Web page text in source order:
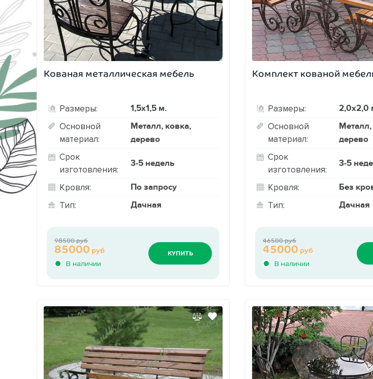
Кованая металлическая мебель
Размеры: 1,5х1,5 м.
Основной
материал:
Металл, ковка,
дерево
Срок
изготовления:
3-5 недель
Кровля: По запросу
Тип: Дачная
В наличии
85000 руб
98500 руб
КУПИТЬ
Комплект кованой
Размеры: 2,0х2,0
Основной
материал:
Металл,
дерево
Срок
изготовления:
3-5
Кровля: Без
Тип: Дачная
В наличии
45000 руб
46500 руб